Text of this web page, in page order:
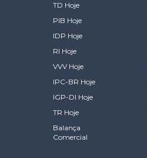
TD Hoje
PIB Hoje
IDP Hoje
RI Hoje
VVV Hoje
IPC-BR Hoje
IGP-DI Hoje
TR Hoje
Balança
Comercial